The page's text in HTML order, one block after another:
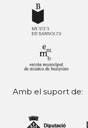
Amb el suport de: